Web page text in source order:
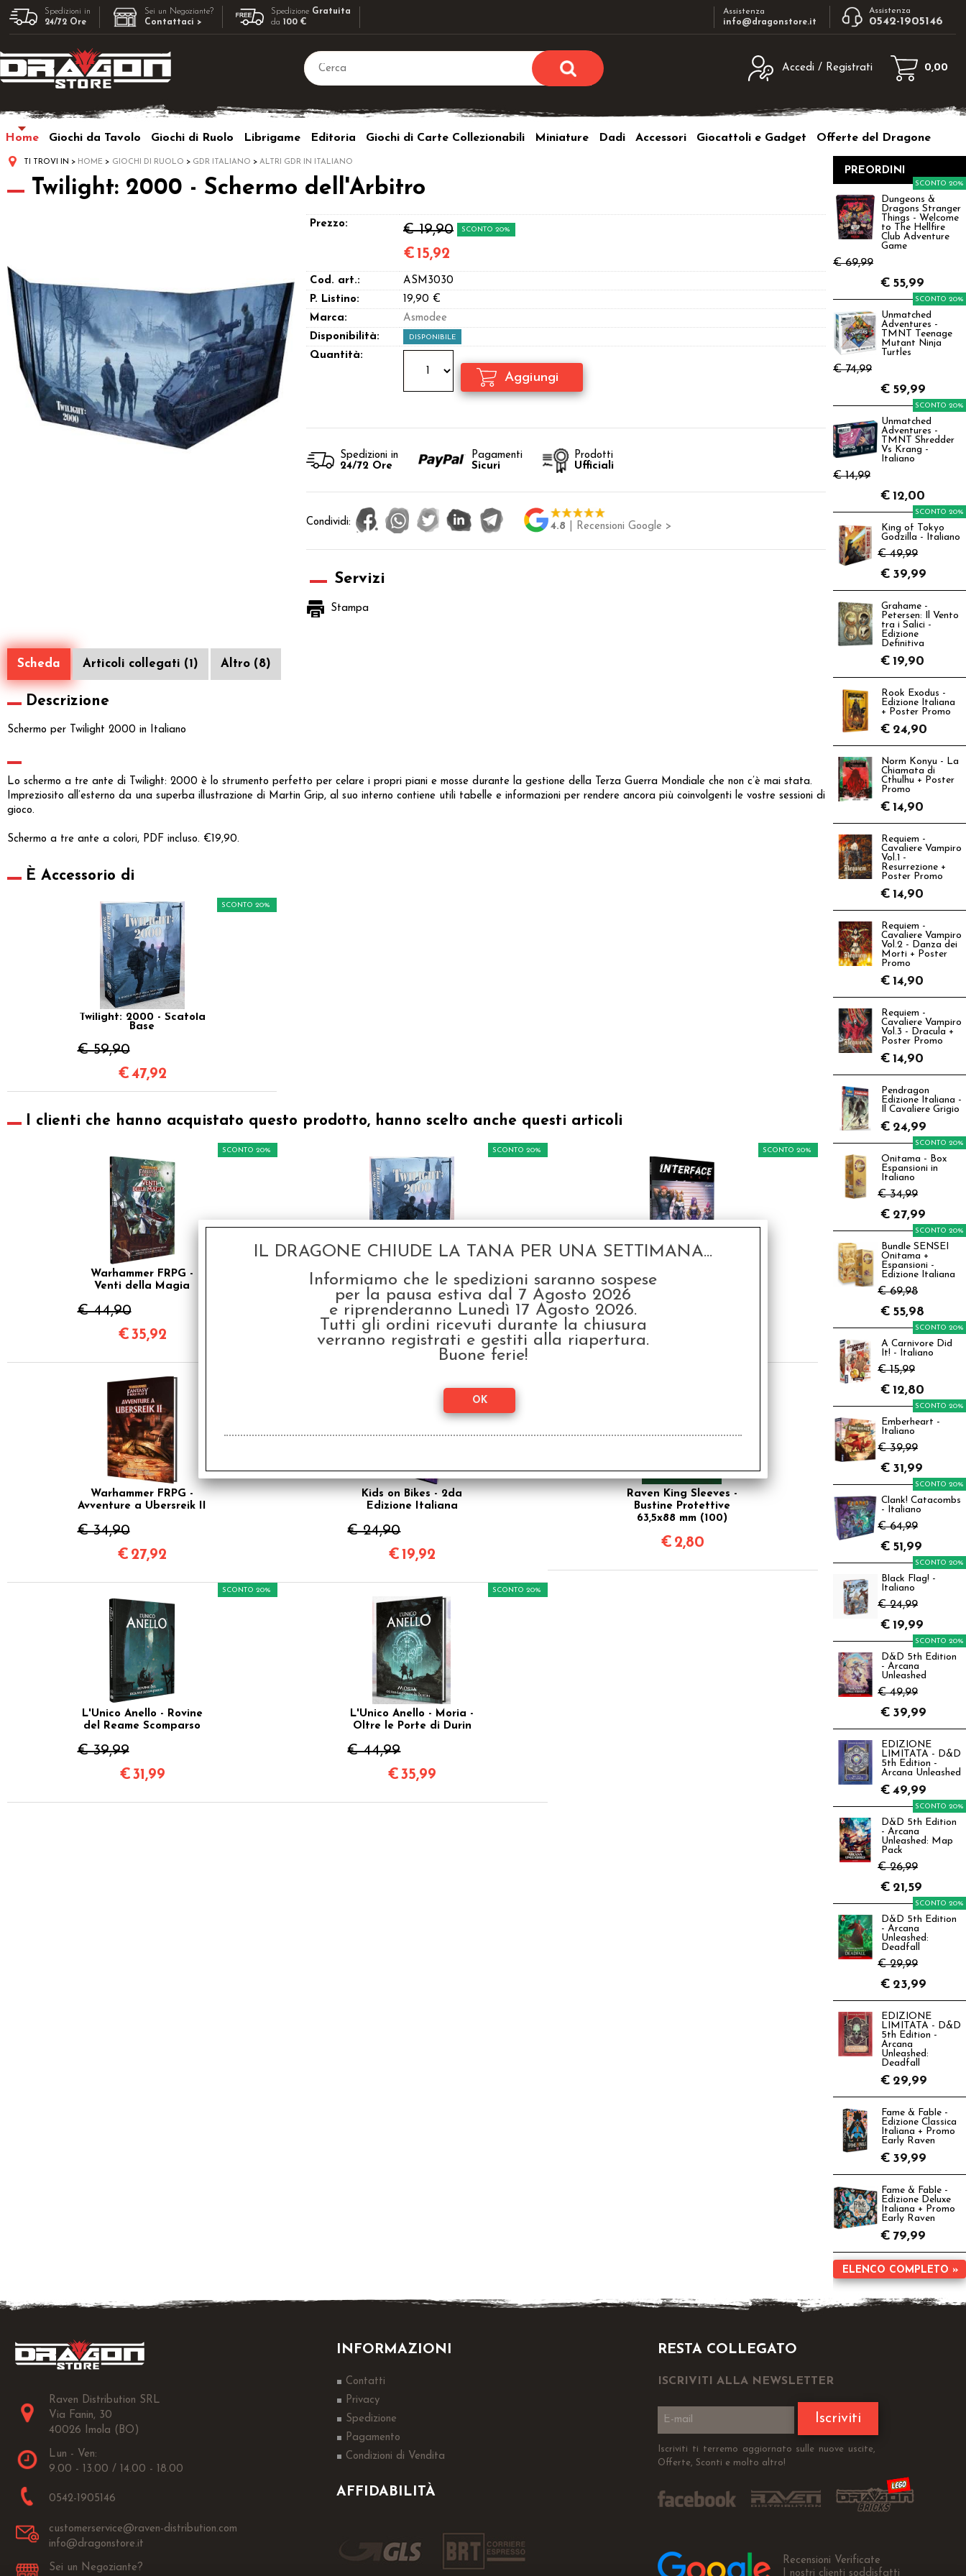
Spedizioni in
24/72 Ore
Sei un Negoziante?
Contattaci >
Spedizione Gratuita
da100 €
Assistenza
info@dragonstore.it
Assistenza
0542-1905146
Accedi / Registrati
utente e la password e poi clicca sul
Password:
sito clicca sul pulsante "Registrati"
0,00
Home Giochi da Tavolo Giochi di Ruolo Librigame Editoria Giochi di Carte Collezionabili Miniature Dadi Accessori Giocattoli e Gadget Offerte del Dragone
TI TROVI IN HOME GIOCHI DI RUOLO GDR ITALIANO ALTRI GDR IN ITALIANO
Twilight: 2000 - Schermo dell'Arbitro
Prezzo: € 19,90 SCONTO 20%
€ 15,92
Cod. art.:
ASM3030
P. Listino:
19,90 €
Marca:
Asmodee
Disponibilità:
DISPONIBILE
Quantità:
Spedizioni in
24/72 Ore
Pagamenti
Sicuri
Prodotti
Ufficiali
Condividi: 4.8 | Recensioni Google >
Servizi
Stampa
Scheda Articoli collegati (1) Altro (8)
Descrizione
Schermo per Twilight 2000 in Italiano
Lo schermo a tre ante di Twilight: 2000 è lo strumento perfetto per celare i propri piani e mosse durante la gestione della Terza Guerra Mondiale che non c’è mai stata.
Impreziosito all’esterno da una superba illustrazione di Martin Grip, al suo interno contiene utili tabelle e informazioni per rendere ancora più coinvolgenti le vostre sessioni di
gioco.
Schermo a tre ante a colori, PDF incluso. €19,90.
È Accessorio di
Twilight: 2000 - Scatola
Base
€ 59,90
SCONTO 20%
€47,92
I clienti che hanno acquistato questo prodotto, hanno scelto anche questi articoli
Warhammer FRPG -
Venti della Magia
€ 44,90
SCONTO 20%
€35,92
Twilight: 2000 - Scatola
Base
€ 59,90
SCONTO 20%
€47,92
Interface Red Vol.2
€ 24,90
SCONTO 20%
Warhammer FRPG -
Avventure a Ubersreik II
€ 34,90
€ 27,92
Kids on Bikes - 2da
Edizione Italiana
€ 24,90
€ 19,92
Raven King Sleeves -
Bustine Protettive
63,5x88 mm (100)
€ 2,80
L'Unico Anello - Rovine
del Reame Scomparso
€ 39,99
SCONTO 20%
€31,99
L'Unico Anello - Moria -
Oltre le Porte di Durin
€ 44,99
SCONTO 20%
€ 35,99
PREORDINI
Dungeons &
Dragons Stranger
Things - Welcome
to The Hellfire
Club Adventure
Game
€ 69,99
SCONTO 20%
€ 55,99
Unmatched
Adventures -
TMNT Teenage
Mutant Ninja
Turtles
€ 74,99
SCONTO 20%
€ 59,99
Unmatched
Adventures -
TMNT Shredder
Vs Krang -
Italiano
€ 14,99
SCONTO 20%
€ 12,00
King of Tokyo
Godzilla - Italiano
€ 49,99
SCONTO 20%
€ 39,99
Grahame -
Petersen: Il Vento
tra i Salici -
Edizione
Definitiva
€ 19,90
Rook Exodus -
Edizione Italiana
+ Poster Promo
€ 24,90
Norm Konyu - La
Chiamata di
Cthulhu + Poster
Promo
€ 14,90
Requiem -
Cavaliere Vampiro
Vol.1 -
Resurrezione +
Poster Promo
€ 14,90
Requiem -
Cavaliere Vampiro
Vol.2 - Danza dei
Morti + Poster
Promo
€ 14,90
Requiem -
Cavaliere Vampiro
Vol.3 - Dracula +
Poster Promo
€ 14,90
Pendragon
Edizione Italiana -
Il Cavaliere Grigio
€ 24,99
Onitama - Box
Espansioni in
Italiano
€ 34,99
SCONTO 20%
€ 27,99
Bundle SENSEI
Onitama +
Espansioni -
Edizione Italiana
€ 69,98
SCONTO 20%
€ 55,98
A Carnivore Did
It! - Italiano
€ 15,99
SCONTO 20%
€ 12,80
Emberheart -
Italiano
€ 39,99
SCONTO 20%
€ 31,99
Clank! Catacombs
- Italiano
€ 64,99
SCONTO 20%
€ 51,99
Black Flag! -
Italiano
€ 24,99
SCONTO 20%
€ 19,99
D&D 5th Edition
- Arcana
Unleashed
€ 49,99
SCONTO 20%
€ 39,99
EDIZIONE
LIMITATA - D&D
5th Edition -
Arcana Unleashed
€ 49,99
D&D 5th Edition
- Arcana
Unleashed: Map
Pack
€ 26,99
SCONTO 20%
€ 21,59
D&D 5th Edition
- Arcana
Unleashed:
Deadfall
€ 29,99
SCONTO 20%
€ 23,99
EDIZIONE
LIMITATA - D&D
5th Edition -
Arcana
Unleashed:
Deadfall
€ 29,99
Fame & Fable -
Edizione Classica
Italiana + Promo
Early Raven
€ 39,99
Fame & Fable -
Edizione Deluxe
Italiana + Promo
Early Raven
€ 79,99
ELENCO COMPLETO »
Raven Distribution SRL
Via Fanin, 30
40026 Imola (BO)
Lun - Ven:
9.00 - 13.00 / 14.00 - 18.00
0542-1905146
customerservice@raven-distribution.com
info@dragonstore.it
Sei un Negoziante?
INFORMAZIONI
Contatti
Privacy
Spedizione
Pagamento
Condizioni di Vendita
AFFIDABILITÀ
RESTA COLLEGATO
ISCRIVITI ALLA NEWSLETTER
Iscriviti
Iscriviti ti terremo aggiornato sulle nuove uscite,
Offerte, Sconti e molto altro!
Recensioni Verificate
I nostri clienti soddisfatti
IL DRAGONE CHIUDE LA TANA PER UNA SETTIMANA...
Informiamo che le spedizioni saranno sospese
per la pausa estiva dal 7 Agosto 2026
e riprenderanno Lunedì 17 Agosto 2026.
Tutti gli ordini ricevuti durante la chiusura
verranno registrati e gestiti alla riapertura.
Buone ferie!